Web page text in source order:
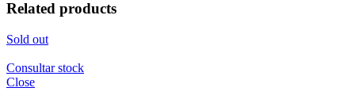
Related products
Sold out
Consultar stock
Close